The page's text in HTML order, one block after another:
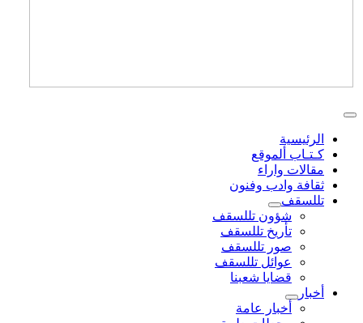
الرئيسية
كـتـاب ألموقع
مقالات واراء
ثقافة وادب وفنون
تللسقف
شؤون تللسقف
تأريخ تللسقف
صور تللسقف
عوائل تللسقف
قضايا شعبنا
أخبار
أخبار عامة